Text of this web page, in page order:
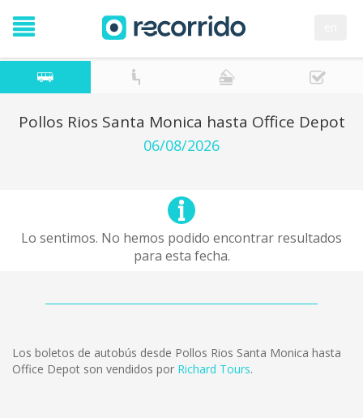
Pollos Rios Santa Monica hasta Office Depot
06/08/2026
Lo sentimos. No hemos podido encontrar resultados
para esta fecha.
Los boletos de autobús desde Pollos Rios Santa Monica hasta
Office Depot son vendidos por Richard Tours.